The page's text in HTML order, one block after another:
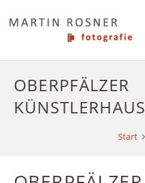
OBERPFÄLZER
KÜNSTLERHAUS
Start